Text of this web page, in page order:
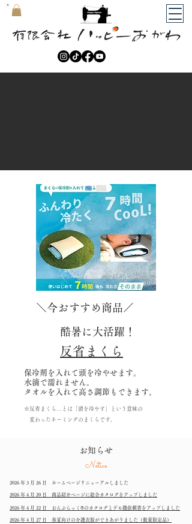
＼今おすすめ商品／
酷暑に大活躍！
反省まくら
保冷剤を入れて頭を冷やせます。
水滴で濡れません。
​タオルを入れて高さ調節もできます。
※反省まくら…とは「頭を冷やす」という意味の
変わったネーミングのまくらです。
お知らせ
Notice
2026 年 3 月 26 日 ホームページリニューアルしました
2026 年 4 月 20 日 商品紹介ページに総合カタログをアップしました
2026 年 4 月 22 日 おんぶらっく®のカタログとデモ機依頼書をアップしました
2026 年 4 月 27 日 春夏向けの介護衣服ができあがりました（数量限定品）